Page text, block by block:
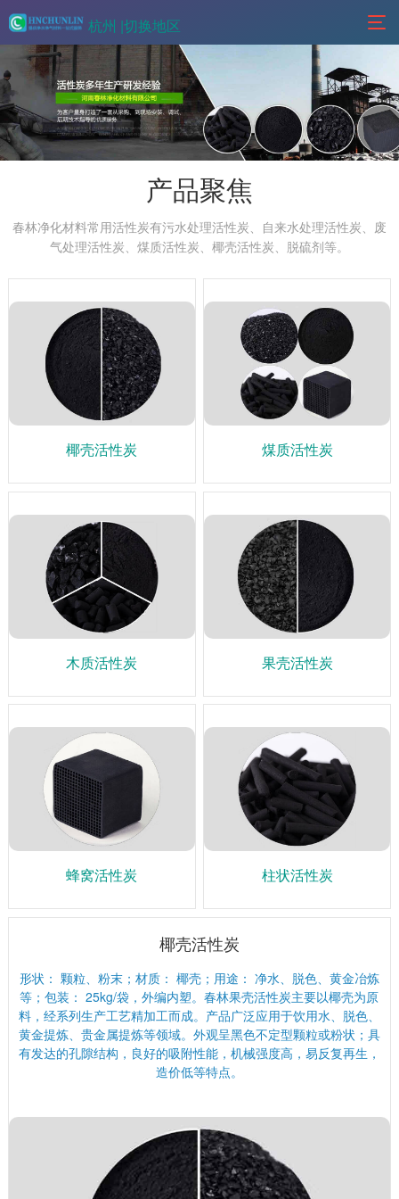
杭州 |切换地区
产品聚焦
春林净化材料常用活性炭有污水处理活性炭、自来水处理活性炭、废
气处理活性炭、煤质活性炭、椰壳活性炭、脱硫剂等。
椰壳活性炭 煤质活性炭
木质活性炭 果壳活性炭
蜂窝活性炭 柱状活性炭
椰壳活性炭
形状： 颗粒、粉末；材质： 椰壳；用途： 净水、脱色、黄金冶炼
等；包装： 25kg/袋，外编内塑。春林果壳活性炭主要以椰壳为原
料，经系列生产工艺精加工而成。产品广泛应用于饮用水、脱色、
黄金提炼、贵金属提炼等领域。外观呈黑色不定型颗粒或粉状；具
有发达的孔隙结构，良好的吸附性能，机械强度高，易反复再生，
造价低等特点。